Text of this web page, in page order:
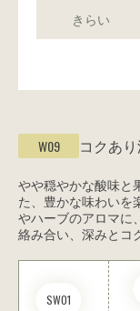
きらい
W09 コクあ
やや穏やかな酸味と
た、豊かな味わいを
やハーブのアロマに
絡み合い、深みとコ
SW01